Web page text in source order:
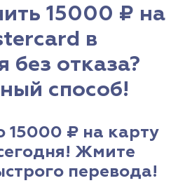
15000 ₽ на
в
без отказа?
способ!
15000 ₽ на карту
Жмите
перевода!